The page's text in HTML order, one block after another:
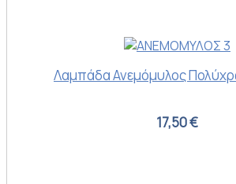
Λαμπάδα Ανεμόμυλος
17,50 €